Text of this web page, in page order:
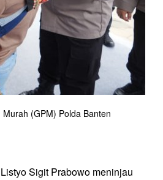
(GPM) Polda Banten
Sigit Prabowo meninjau